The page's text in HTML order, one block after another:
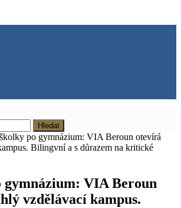
po gymnázium: VIA Beroun otevírá
Bilingvní a s důrazem na kritické
gymnázium: VIA Beroun
vzdělávací kampus.